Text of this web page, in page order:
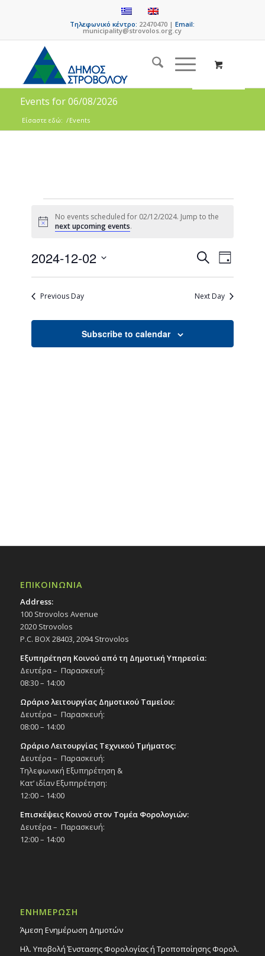
Τηλεφωνικό κέντρο: 22470470 |Email:
municipality@strovolos.org.cy
Events for 06/08/2026
Είσαστε εδώ: /Events
Notice
No events scheduled for 02/12/2024. Jump to the
next upcoming events.
Events
Search
and
SearchEvent
Views
Day
2024-12-02
Previous Day
Next Day
Subscribe to calendar
ΕΠΙΚΟΙΝΩΝΙΑ
Address:
100 Strovolos Avenue
2020 Strovolos
P.C. BOX 28403, 2094 Strovolos
Εξυπηρέτηση Κοινού από τη Δημοτική Υπηρεσία:
Δευτέρα – Παρασκευή:
08:30 – 14:00
Ωράριο λειτουργίας Δημοτικού Ταμείου:
Δευτέρα – Παρασκευή:
08:00 – 14:00
Ωράριο Λειτουργίας Τεχνικού Τμήματος:
Δευτέρα – Παρασκευή:
Τηλεφωνική Εξυπηρέτηση &
Κατ’ ιδίαν Εξυπηρέτηση:
12:00 – 14:00
Επισκέψεις Κοινού στον Τομέα Φορολογιών:
Δευτέρα – Παρασκευή:
12:00 – 14:00
ΕΝΗΜΕΡΩΣΗ
Άμεση Ενημέρωση Δημοτών
Ηλ. Υποβολή Ένστασης Φορολογίας ή Τροποποίησης Φορολ.